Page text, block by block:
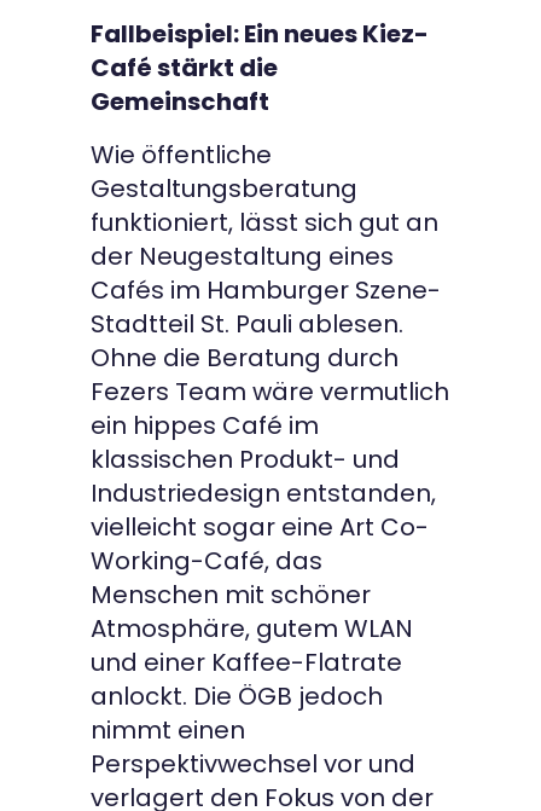
Fallbeispiel: Ein neues Kiez-
Café stärkt die
Gemeinschaft
Wie öffentliche
Gestaltungsberatung
funktioniert, lässt sich gut an
der Neugestaltung eines
Cafés im Hamburger Szene-
Stadtteil St. Pauli ablesen.
Ohne die Beratung durch
Fezers Team wäre vermutlich
ein hippes Café im
klassischen Produkt- und
Industriedesign entstanden,
vielleicht sogar eine Art Co-
Working-Café, das
Menschen mit schöner
Atmosphäre, gutem WLAN
und einer Kaffee-Flatrate
anlockt. Die ÖGB jedoch
nimmt einen
Perspektivwechsel vor und
verlagert den Fokus von der